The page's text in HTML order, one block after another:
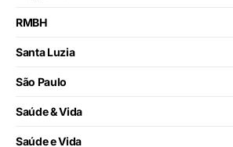
RMBH
Santa Luzia
São Paulo
Saúde & Vida
Saúde e Vida